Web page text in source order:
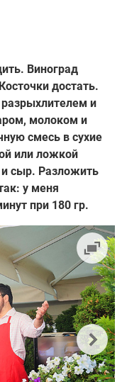
Виноград
достать.
и
молоком и
смесь в сухие
или ложкой
сыр. Разложить
у меня
при 180 гр.